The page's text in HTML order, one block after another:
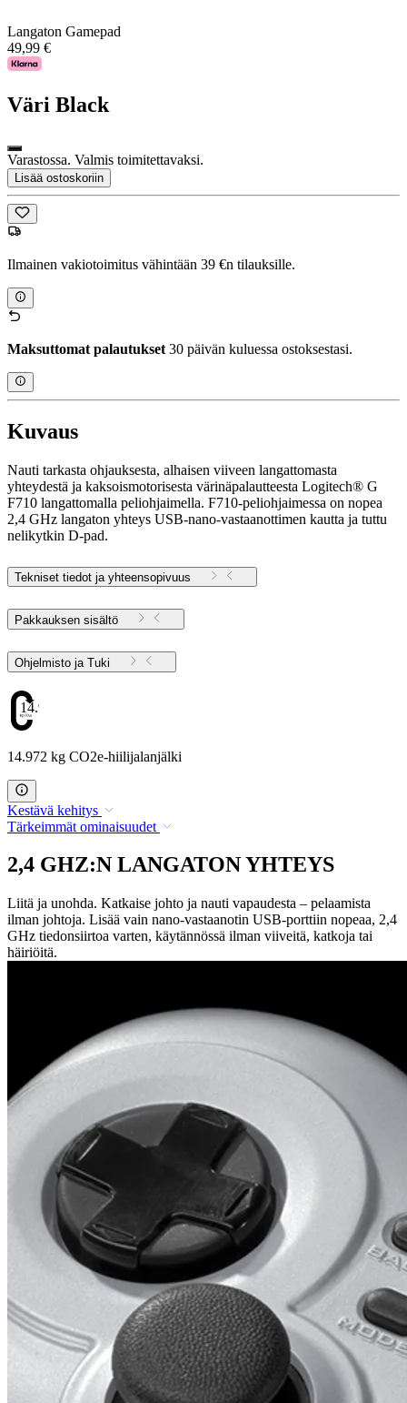
Langaton Gamepad
49,99 €
Väri Black
Varastossa. Valmis toimitettavaksi.
Lisää ostoskoriin
Ilmainen vakiotoimitus vähintään 39 €n tilauksille.
Maksuttomat palautukset 30 päivän kuluessa ostoksestasi.
Kuvaus
Nauti tarkasta ohjauksesta, alhaisen viiveen langattomasta
yhteydestä ja kaksoismotorisesta värinäpalautteesta Logitech® G
F710 langattomalla peliohjaimella. F710-peliohjaimessa on nopea
2,4 GHz langaton yhteys USB-nano-vastaanottimen kautta ja tuttu
nelikytkin D-pad.
Tekniset tiedot ja yhteensopivuus
Pakkauksen sisältö
Ohjelmisto ja Tuki
14.972
14.972 kg CO2e-hiilijalanjälki
Kestävä kehitys
Tärkeimmät ominaisuudet
2,4 GHZ:N LANGATON YHTEYS
Liitä ja unohda. Katkaise johto ja nauti vapaudesta – pelaamista
ilman johtoja. Lisää vain nano-vastaanotin USB-porttiin nopeaa, 2,4
GHz tiedonsiirtoa varten, käytännössä ilman viiveitä, katkoja tai
häiriöitä.